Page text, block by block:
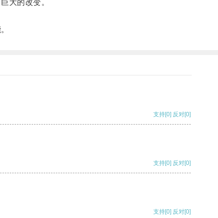
大的改变。
支持[0] 反对[0]
支持[0] 反对[0]
支持[0] 反对[0]